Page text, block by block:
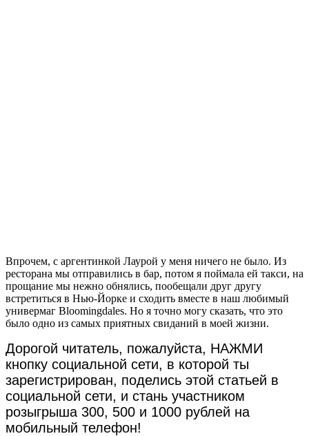
Впрочем, с аргентинкой Лаурой у меня ничего не было. Из
ресторана мы отправились в бар, потом я поймала ей такси, на
прощание мы нежно обнялись, пообещали друг другу
встретиться в Нью-Йорке и сходить вместе в наш любимый
универмаг Bloomingdales. Но я точно могу сказать, что это
было одно из самых приятных свиданий в моей жизни.
Дорогой читатель, пожалуйста, НАЖМИ
кнопку социальной сети, в которой ты
зарегистрирован, поделись этой статьей в
социальной сети, и стань участником
розыгрыша 300, 500 и 1000 рублей на
мобильный телефон!